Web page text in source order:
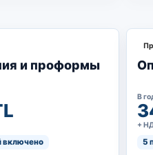
и проформы
включено
В
+
5